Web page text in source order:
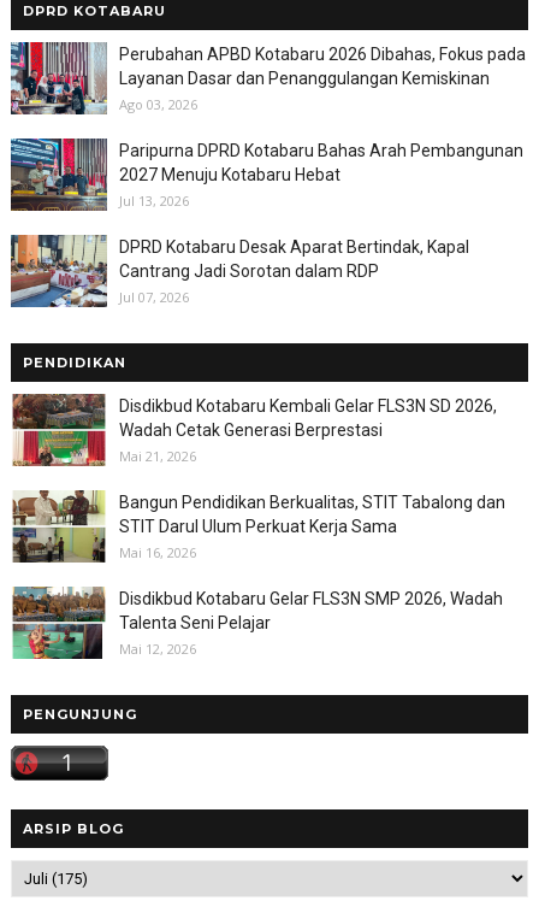
DPRD KOTABARU
Perubahan APBD Kotabaru 2026 Dibahas, Fokus pada
Layanan Dasar dan Penanggulangan Kemiskinan
Ago 03, 2026
Paripurna DPRD Kotabaru Bahas Arah Pembangunan
2027 Menuju Kotabaru Hebat
Jul 13, 2026
DPRD Kotabaru Desak Aparat Bertindak, Kapal
Cantrang Jadi Sorotan dalam RDP
Jul 07, 2026
PENDIDIKAN
Disdikbud Kotabaru Kembali Gelar FLS3N SD 2026,
Wadah Cetak Generasi Berprestasi
Mai 21, 2026
Bangun Pendidikan Berkualitas, STIT Tabalong dan
STIT Darul Ulum Perkuat Kerja Sama
Mai 16, 2026
Disdikbud Kotabaru Gelar FLS3N SMP 2026, Wadah
Talenta Seni Pelajar
Mai 12, 2026
PENGUNJUNG
ARSIP BLOG